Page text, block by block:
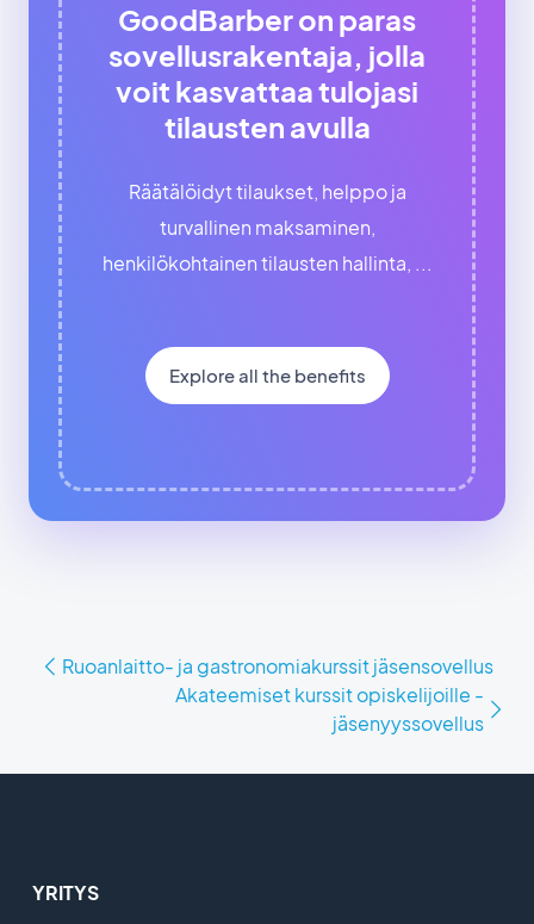
GoodBarber on paras
sovellusrakentaja, jolla
voit kasvattaa tulojasi
tilausten avulla
Räätälöidyt tilaukset, helppo ja
turvallinen maksaminen,
henkilökohtainen tilausten hallinta, ...
Explore all the benefits
Ruoanlaitto- ja gastronomiakurssit jäsensovellus
Akateemiset kurssit opiskelijoille -
jäsenyyssovellus
YRITYS